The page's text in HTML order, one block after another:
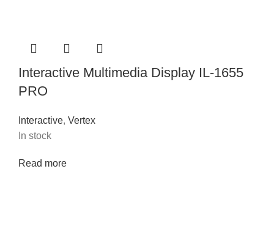
Interactive Multimedia Display IL-1655
PRO
Interactive, Vertex
In stock
Read more